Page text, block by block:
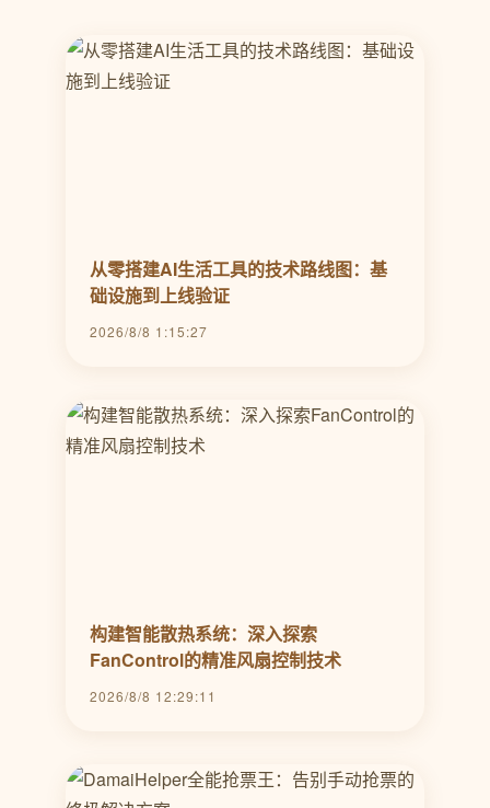
从零搭建AI生活工具的技术路线图：基
础设施到上线验证
2026/8/8 1:15:27
构建智能散热系统：深入探索
FanControl的精准风扇控制技术
2026/8/8 12:29:11